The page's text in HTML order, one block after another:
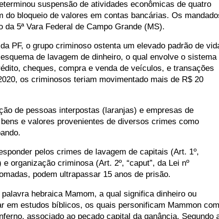
suspensão de atividades econômicas de quatro
do bloqueio de valores em contas bancárias. Os
5ª Vara Federal de Campo Grande (MS).
PF, o grupo criminoso ostenta um elevado padrão de
de lavagem de dinheiro, o qual envolve o sistema
cheques, compra e venda de veículos, e transações
os criminosos teriam movimentado mais de R$ 20
de pessoas interpostas (laranjas) e empresas de
e valores provenientes de diversos crimes como
pelos crimes de lavagem de capitais (Art. 1º,
e organização criminosa (Art. 2º, “caput”, da Lei nº
podem ultrapassar 15 anos de prisão.
hebraica Mamom, a qual significa dinheiro ou
em estudos bíblicos, os quais personificam Mammon
associado ao pecado capital da ganância. Segundo